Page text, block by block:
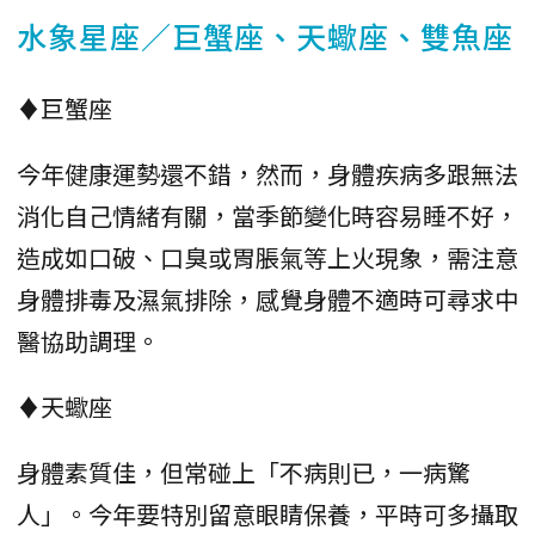
水象星座／巨蟹座、天蠍座、雙魚座
♦巨蟹座
今年健康運勢還不錯，然而，身體疾病多跟無法
消化自己情緒有關，當季節變化時容易睡不好，
造成如口破、口臭或胃脹氣等上火現象，需注意
身體排毒及濕氣排除，感覺身體不適時可尋求中
醫協助調理。
♦天蠍座
身體素質佳，但常碰上「不病則已，一病驚
人」。今年要特別留意眼睛保養，平時可多攝取